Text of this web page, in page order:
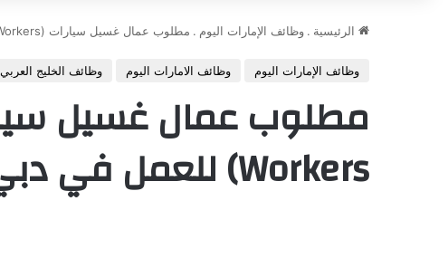
الرئيسية . وظائف الإمارات اليوم . مطلوب عمال غسيل سيارات (Car Wash Workers) للعمل في دبي
وظائف الإمارات اليوم وظائف الامارات اليوم وظائف الخليج العربي
Workers) للعمل في دبي